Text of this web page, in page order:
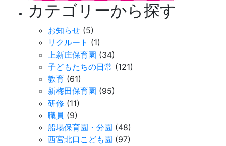
カテゴリーから探す
お知らせ (5)
リクルート (1)
上新庄保育園 (34)
子どもたちの日常 (121)
教育 (61)
新梅田保育園 (95)
研修 (11)
職員 (9)
船場保育園・分園 (48)
西宮北口こども園 (97)